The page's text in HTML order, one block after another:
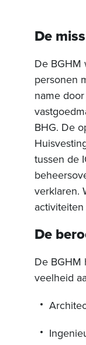
De
De BGHM
personen
name
BHG. De
tussen de
verklaren.
De
De BGHM
veelheid